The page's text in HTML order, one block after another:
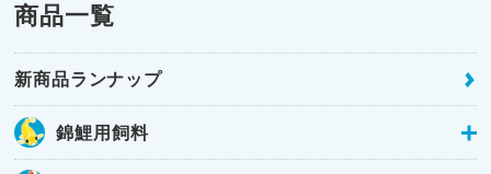
商品一覧
新商品ランナップ
錦鯉用飼料